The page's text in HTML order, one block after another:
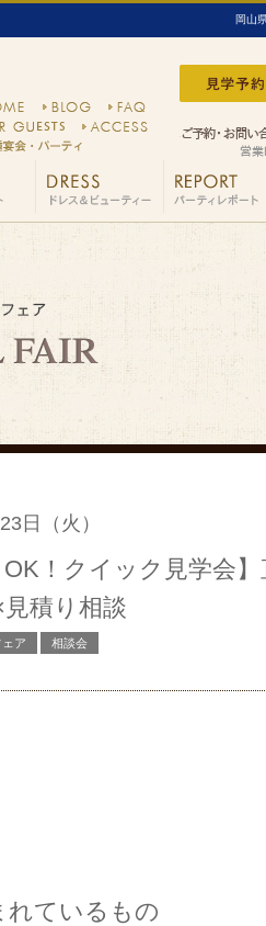
岡山
日（火）
OK！クイック見学会
積り相談
ア 相談会
れているもの